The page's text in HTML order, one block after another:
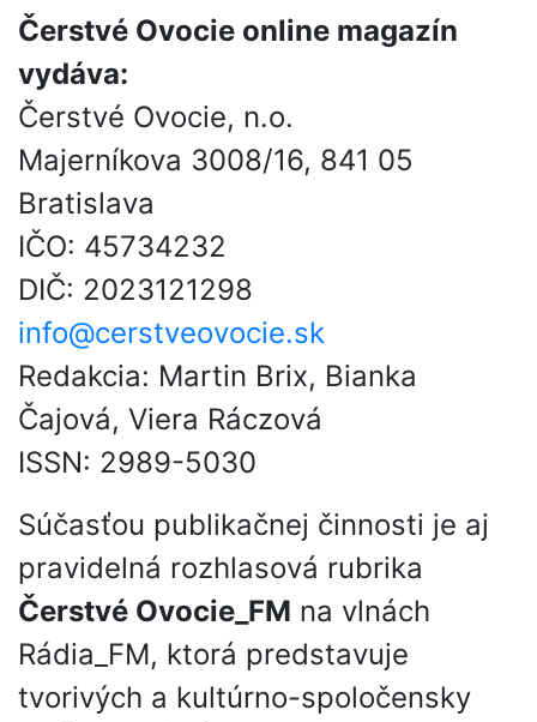
Čerstvé Ovocie online magazín
vydáva:
Čerstvé Ovocie, n.o.
Majerníkova 3008/16, 841 05
Bratislava
IČO: 45734232
DIČ: 2023121298
info@cerstveovocie.sk
Redakcia: Martin Brix, Bianka
Čajová, Viera Ráczová
ISSN: 2989-5030
Súčasťou publikačnej činnosti je aj
pravidelná rozhlasová rubrika
Čerstvé Ovocie_FM na vlnách
Rádia_FM, ktorá predstavuje
tvorivých a kultúrno-spoločensky